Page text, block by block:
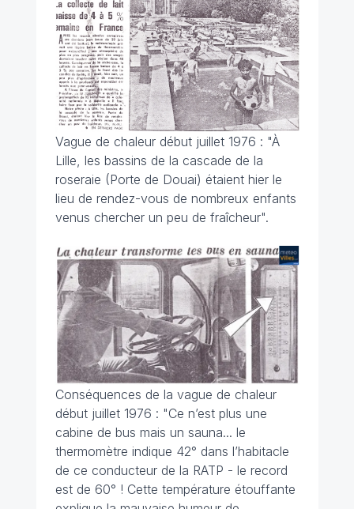
Vague de chaleur début juillet 1976 : "À
Lille, les bassins de la cascade de la
roseraie (Porte de Douai) étaient hier le
lieu de rendez-vous de nombreux enfants
venus chercher un peu de fraîcheur".
Conséquences de la vague de chaleur
début juillet 1976 : "Ce n’est plus une
cabine de bus mais un sauna... le
thermomètre indique 42° dans l’habitacle
de ce conducteur de la RATP - le record
est de 60° ! Cette température étouffante